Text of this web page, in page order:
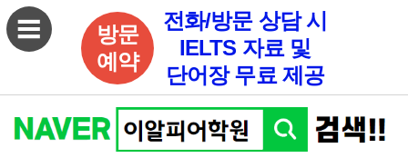
방문
예약
전화/방문 상담 시
IELTS 자료 및
단어장 무료 제공